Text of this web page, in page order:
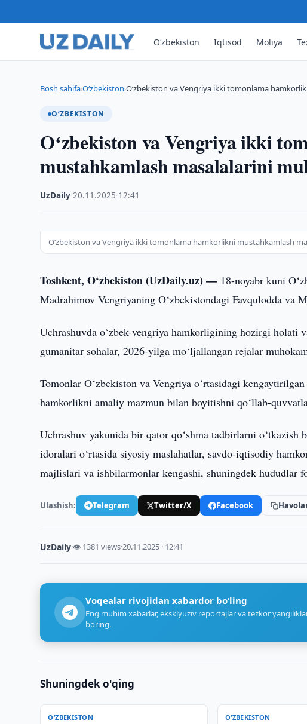
O‘zbekiston Iqtisod Moliya
Bosh sahifa›O‘zbekiston›Oʻzbekiston va Vengriya ikki tomonlama
O‘ZBEKISTON
Oʻzbekiston va Vengriya ikki
mustahkamlash masalalarini
UzDaily ·20.11.2025 12:41
Oʻzbekiston va Vengriya ikki tomonlama hamkorlikni mustahkamlash
Toshkent, O‘zbekiston (UzDaily.uz) — 18-noyabr kuni
Madrahimov Vengriyaning O‘zbekistondagi Favqulodda va
Uchrashuvda o‘zbek-vengriya hamkorligining hozirgi
gumanitar sohalar, 2026-yilga mo‘ljallangan rejalar
Tomonlar O‘zbekiston va Vengriya o‘rtasidagi
hamkorlikni amaliy mazmun bilan boyitishni qo‘llab-
Uchrashuv yakunida bir qator qo‘shma tadbirlarni
idoralari o‘rtasida siyosiy maslahatlar, savdo-iqtisodiy
majlislari va ishbilarmonlar kengashi, shuningdek
Ulashish: Telegram Twitter/X Facebook
UzDaily·👁 1381 views·20.11.2025 · 12:41
Voqealar rivojidan xabardor bo‘ling
Eng muhim xabarlar, eksklyuziv reportajlar va tezkor
boring.
Shuningdek o'qing
O‘ZBEKISTON O‘ZBEKISTON